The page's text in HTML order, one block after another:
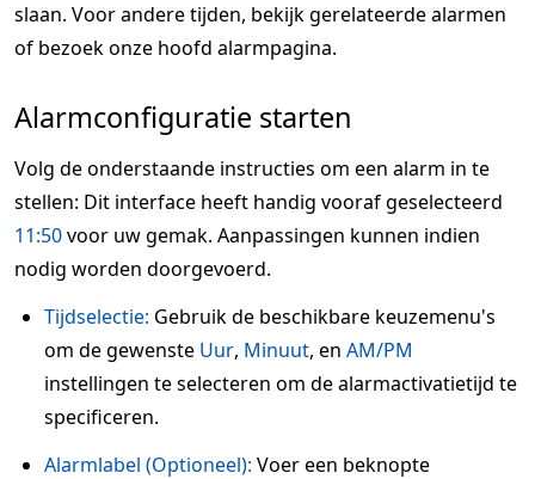
slaan. Voor andere tijden, bekijk gerelateerde alarmen
of bezoek onze hoofd alarmpagina.
Alarmconfiguratie starten
Volg de onderstaande instructies om een alarm in te
stellen: Dit interface heeft handig vooraf geselecteerd
11:50voor uw gemak. Aanpassingen kunnen indien
nodig worden doorgevoerd.
Tijdselectie: Gebruik de beschikbare keuzemenu's
om de gewenste Uur, Minuut, en AM/PM
instellingen te selecteren om de alarmactivatietijd te
specificeren.
Alarmlabel (Optioneel): Voer een beknopte